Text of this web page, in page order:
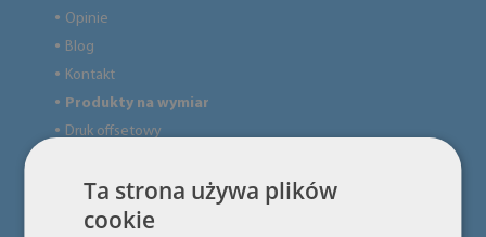
● Opinie
● Blog
● Kontakt
● Produkty na wymiar
● Druk offsetowy
Użyteczne informacje
Ta strona używa plików
cookie